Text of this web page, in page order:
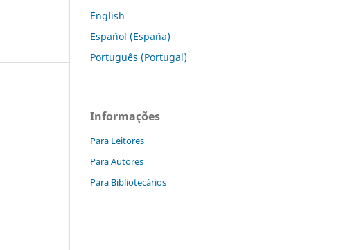
English
Español (España)
Português (Portugal)
Informações
Para Leitores
Para Autores
Para Bibliotecários